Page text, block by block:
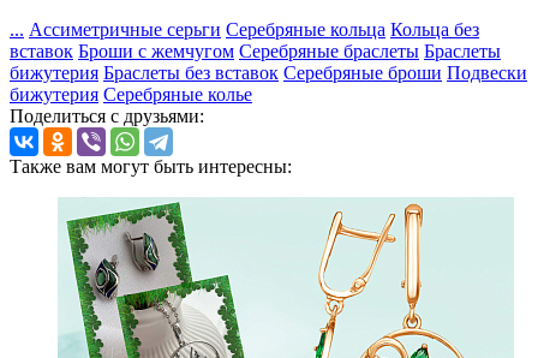
... Ассиметричные серьги Серебряные кольца Кольца без
вставок Броши с жемчугом Серебряные браслеты Браслеты
бижутерия Браслеты без вставок Серебряные броши Подвески
бижутерия Серебряные колье
Поделиться с друзьями:
Также вам могут быть интересны: